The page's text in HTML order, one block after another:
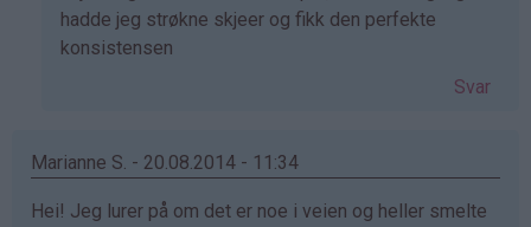
av
Linn
hadde jeg strøkne skjeer og fikk den perfekte
konsistensen
Svar
Marianne S. - 20.08.2014 - 11:34
Hei! Jeg lurer på om det er noe i veien og heller smelte